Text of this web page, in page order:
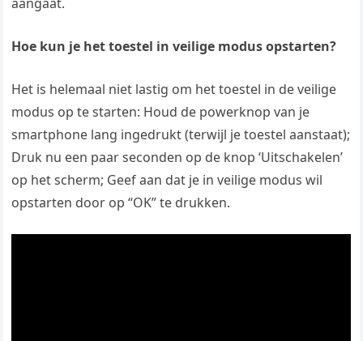
Hoe kun je het toestel in veilige modus opstarten?
Het is helemaal niet lastig om het toestel in de veilige
modus op te starten: Houd de powerknop van je
smartphone lang ingedrukt (terwijl je toestel aanstaat);
Druk nu een paar seconden op de knop ‘Uitschakelen’
op het scherm; Geef aan dat je in veilige modus wil
opstarten door op “OK” te drukken.